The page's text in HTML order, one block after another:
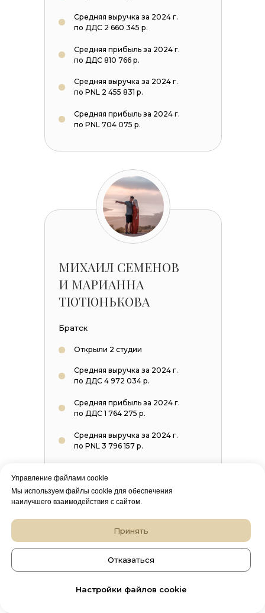
Средняя выручка за 2024 г.
по ДДС 2 660 345 р.
Средняя прибыль за 2024 г.
по ДДС 810 766 р.
Средняя выручка за 2024 г.
по PNL 2 455 831 р.
Средняя прибыль за 2024 г.
по PNL 704 075 р.
МИХАИЛ СЕМЕНОВ
И МАРИАННА
ТЮТЮНЬКОВА
Братск
Открыли 2 студии
Средняя выручка за 2024 г.
по ДДС 4 972 034 р.
Средняя прибыль за 2024 г.
по ДДС 1 764 275 р.
Средняя выручка за 2024 г.
по PNL 3 796 157 р.
по PNL 566 145 р.
Управление файлами cookie
Мы используем файлы cookie для обеспечения
наилучшего взаимодействия с сайтом.
Принять
Отказаться
Настройки файлов cookie